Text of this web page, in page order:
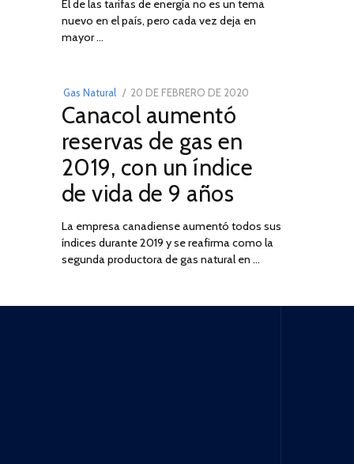
DE
2022
El de las tarifas de energía no es un tema
nuevo en el país, pero cada vez deja en
mayor …
Gas Natural
POSTED
ON
20 DE FEBRERO DE 2020
2025
Canacol aumentó
reservas de gas en
2019, con un índice
de vida de 9 años
La empresa canadiense aumentó todos sus
índices durante 2019 y se reafirma como la
segunda productora de gas natural en …